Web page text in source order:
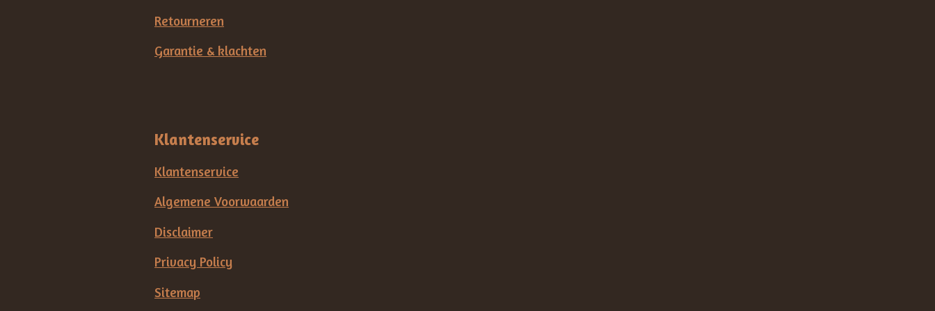
Retourneren
Garantie & klachten
Klantenservice
Klantenservice
Algemene Voorwaarden
Disclaimer
Privacy Policy
Sitemap